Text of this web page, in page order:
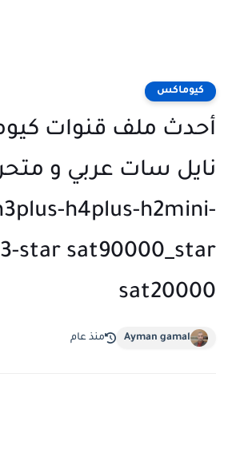
كيوماكس
h4plus-h2mini-
star sat90000_star
sat20000
Ayman gamal منذ عام